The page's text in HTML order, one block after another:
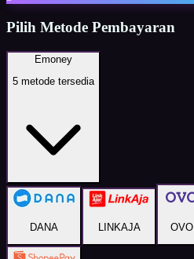
Pilih Metode Pembayaran
Emoney
5 metode tersedia
DANA LINKAJA OVO